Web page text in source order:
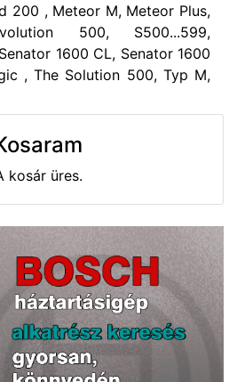
200 , Meteor M, Meteor Plus,
500, S500...599,
1600 CL, Senator 1600
, The Solution 500, Typ M,
kosár üres.